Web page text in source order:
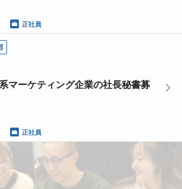
正社員
マーケティング企業の社長秘書募
正社員